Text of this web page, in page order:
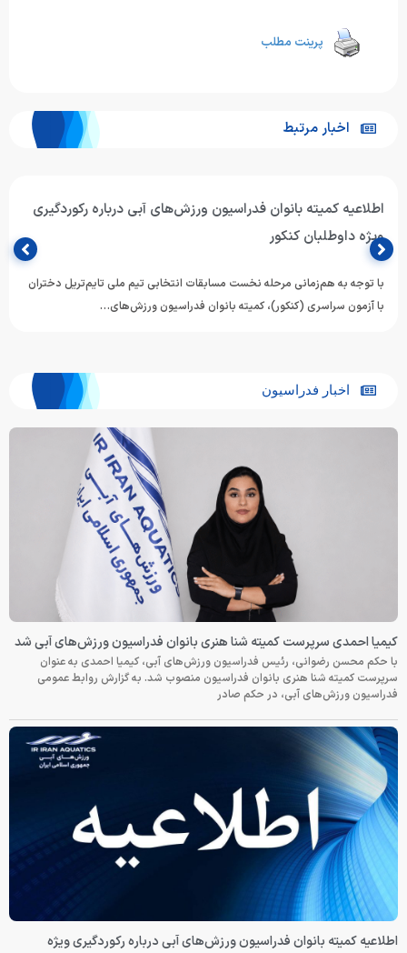
پرینت مطلب
اخبار مرتبط
اطلاعیه کمیته بانوان فدراسیون ورزش‌های آبی درباره رکوردگیری
ویژه داوطلبان کنکور
با توجه به هم‌زمانی مرحله نخست مسابقات انتخابی تیم ملی تایم‌تریل دختران
با آزمون سراسری (کنکور)، کمیته بانوان فدراسیون ورزش‌های…
اخبار فدراسیون
کیمیا احمدی سرپرست کمیته شنا هنری بانوان فدراسیون ورزش‌های آبی شد
با حکم محسن رضوانی، رئیس فدراسیون ورزش‌های آبی، کیمیا احمدی به عنوان
سرپرست کمیته شنا هنری بانوان فدراسیون منصوب شد. به گزارش روابط عمومی
فدراسیون ورزش‌های آبی، در حکم صادر
اطلاعیه کمیته بانوان فدراسیون ورزش‌های آبی درباره رکوردگیری ویژه